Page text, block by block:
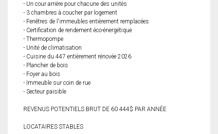
- Un cour arrière pour chacune des unités
- 3 chambres à coucher par logement
- Fenêtres de l'immeubles entièrement remplacées
- Certification de rendement éco-énergétique
- Thermopompe
- Unité de climatisation
- Cuisine du 447 entièrement rénovée 2026
- Plancher de bois
- Foyer au bois
- Immeuble sur coin de rue
- Secteur paisible
REVENUS POTENTIELS BRUT DE 60 444$ PAR ANNÉE
LOCATAIRES STABLES